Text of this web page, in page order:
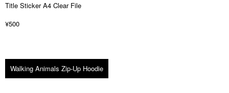
Title Sticker A4 Clear File
¥500
Walking Animals Zip-Up Hoodie